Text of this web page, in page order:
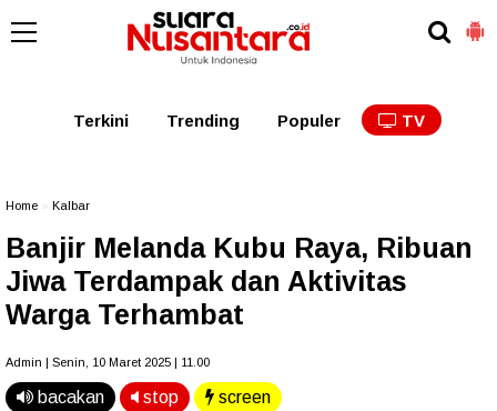
Kalbar Kalteng
Terkini Trending Populer TV
Home Kalbar
Banjir Melanda Kubu Raya, Ribuan
Jiwa Terdampak dan Aktivitas
Warga Terhambat
Admin | Senin, 10 Maret 2025 | 11.00
bacakan stop screen